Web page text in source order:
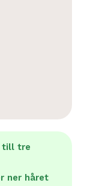
till tre
ner håret